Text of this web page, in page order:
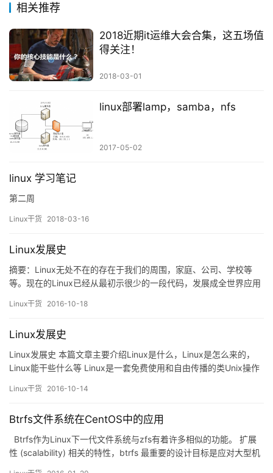
相关推荐
2018近期it运维大会合集，这五场值
得关注！
2018-03-01
linux部署lamp，samba，nfs
2017-05-02
linux 学习笔记
第二周
Linux干货 2018-03-16
Linux发展史
摘要：Linux无处不在的存在于我们的周围，家庭、公司、学校等
等。现在的Linux已经从最初示很少的一段代码，发展成全世界应用
Linux的是什么 Linux是一套可以免费使用和自由传播的类Unix
Linux干货 2016-10-18
Linux发展史
Linux发展史 本篇文章主要介绍Linux是什么，Linux是怎么来的，
Linux能干些什么等 Linux是一套免费使用和自由传播的类Unix操作
多CPU的操作系统。它之所以如此受到人们的欢迎，是因为它开
接触过电脑的Linux系统，但…
Linux干货 2016-10-14
Btrfs文件系统在CentOS中的应用
Btrfs作为Linux下一代文件系统与zfs有着许多相似的功能。 扩展
性 (scalability) 相关的特性，btrfs 最重要的设计目标是应对大型机